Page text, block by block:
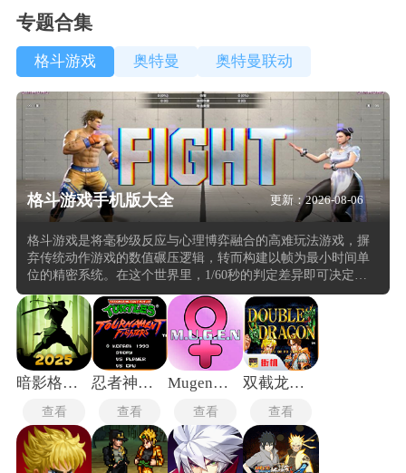
专题合集
格斗游戏 奥特曼 奥特曼联动
格斗游戏手机版大全 更新：2026-08-06
格斗游戏是将毫秒级反应与心理博弈融合的高难玩法游戏，摒
弃传统动作游戏的数值碾压逻辑，转而构建以帧为最小时间单
位的精密系统。在这个世界里，1/60秒的判定差异即可决定胜
负走向。从街头霸王II确立的六键位布局到现代作品中的拆招机
制，这类作品始终围绕立回、压制、择的三角循环展开深度博
弈家需在瞬息间完成距离把控、招式预判与资源管理的复合运
算，将生理机能的极限与策略思维的纵深推向同频共振的境
界。
暗影格斗2手机版
查看
忍者神龟格斗最新版
查看
Mugen全女格斗手机版
查看
双截龙格斗老版本
查看